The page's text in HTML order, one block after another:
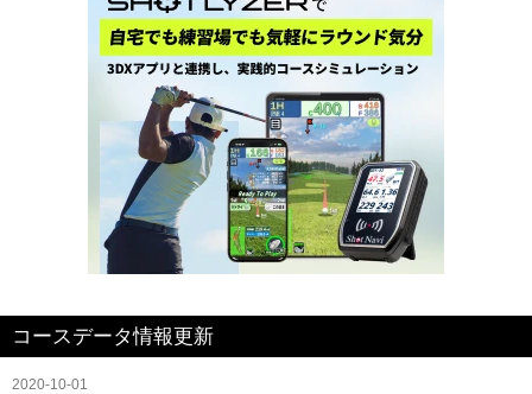
コースデータ情報更新
2020-10-01